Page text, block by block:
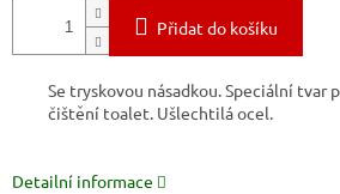
Přidat do košíku
Se tryskovou násadkou. Speciální tvar
čištění toalet. Ušlechtilá ocel.
Detailní informace